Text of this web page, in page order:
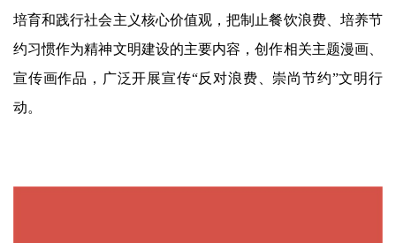
培育和践行社会主义核心价值观，把制止餐饮浪费、培养节
约习惯作为精神文明建设的主要内容，创作相关主题漫画、
宣传画作品，广泛开展宣传“反对浪费、崇尚节约”文明行
动。